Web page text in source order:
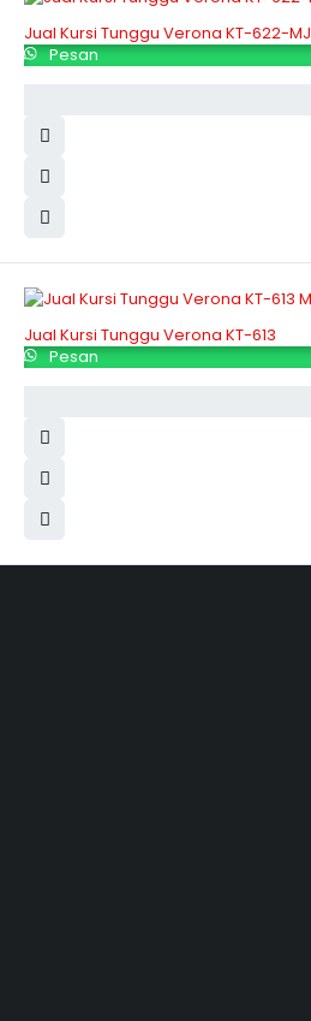
Jual Kursi Tunggu Verona KT-622-MJ
Pesan
Jual Kursi Tunggu Verona KT-613
Pesan